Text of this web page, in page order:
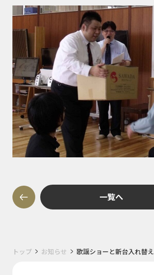
一覧へ
トップ お知らせ 歌謡ショーと新台入れ替え